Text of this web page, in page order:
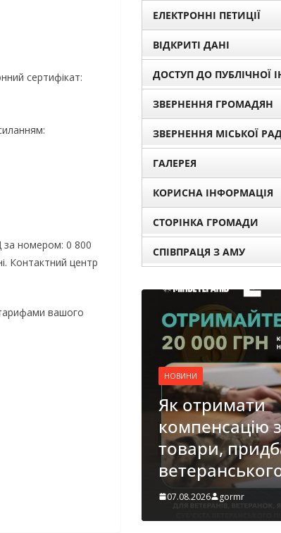
сертифікат:
за номером: 0 800
Контактний центр
вашого
ЕЛЕКТРОННІ ПЕТИЦІЇ
ВІДКРИТІ ДАНІ
ДОСТУП ДО ПУБЛІЧНОЇ
ЗВЕРНЕННЯ ГРОМАДЯН
ЗВЕРНЕННЯ МІСЬКОЇ
ГАЛЕРЕЯ
КОРИСНА ІНФОРМАЦІЯ
СТОРІНКА ГРОМАДИ
СПІВПРАЦЯ З АМУ
товари, придбані для
ветеранського бізнесу
НОВИНИ
щодо
осіб з
07.08.2026